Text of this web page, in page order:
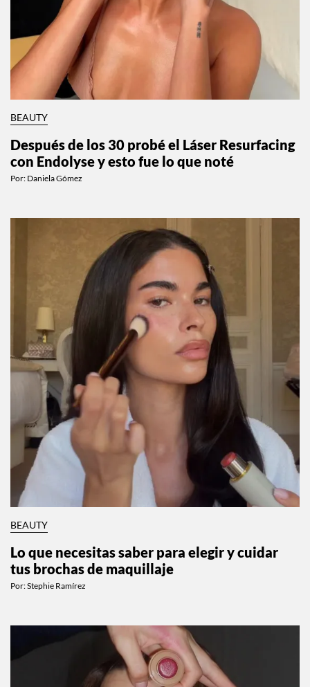
BEAUTY
Después de los 30 probé el Láser Resurfacing
con Endolyse y esto fue lo que noté
Por: Daniela Gómez
BEAUTY
Lo que necesitas saber para elegir y cuidar
tus brochas de maquillaje
Por:Stephie Ramírez